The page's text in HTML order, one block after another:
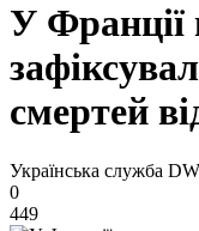
У Франції
смертей
Українська служба
0
449